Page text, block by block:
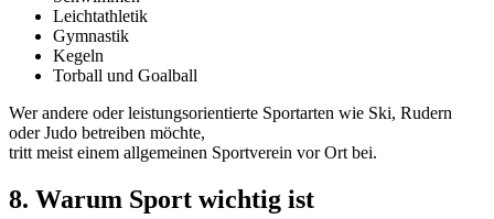
Leichtathletik
Gymnastik
Kegeln
Torball und Goalball
Wer andere oder leistungsorientierte Sportarten wie Ski, Rudern
oder Judo betreiben möchte,
tritt meist einem allgemeinen Sportverein vor Ort bei.
8. Warum Sport wichtig ist